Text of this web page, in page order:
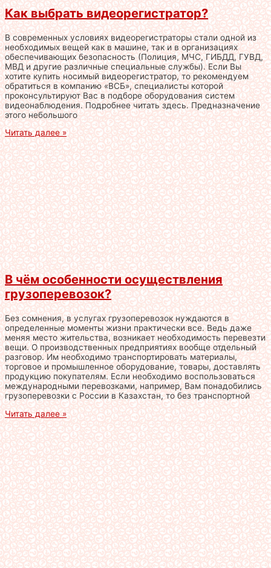
Как выбрать видеорегистратор?
В современных условиях видеорегистраторы стали одной из
необходимых вещей как в машине, так и в организациях
обеспечивающих безопасность (Полиция, МЧС, ГИБДД, ГУВД,
МВД и другие различные специальные службы). Если Вы
хотите купить носимый видеорегистратор, то рекомендуем
обратиться в компанию «ВСБ», специалисты которой
проконсультируют Вас в подборе оборудования систем
видеонаблюдения. Подробнее читать здесь. Предназначение
этого небольшого
Читать далее »
В чём особенности осуществления
грузоперевозок?
Без сомнения, в услугах грузоперевозок нуждаются в
определенные моменты жизни практически все. Ведь даже
меняя место жительства, возникает необходимость перевезти
вещи. О производственных предприятиях вообще отдельный
разговор. Им необходимо транспортировать материалы,
торговое и промышленное оборудование, товары, доставлять
продукцию покупателям. Если необходимо воспользоваться
международными перевозками, например, Вам понадобились
грузоперевозки с России в Казахстан, то без транспортной
Читать далее »